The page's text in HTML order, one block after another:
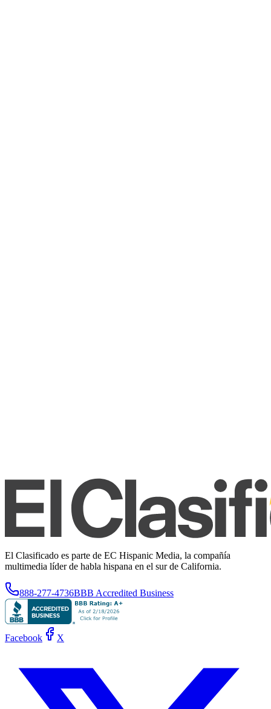
El Clasificado es parte de EC Hispanic Media, la compañía
multimedia líder de habla hispana en el sur de California.
888-277-4736BBB Accredited Business
Facebook X